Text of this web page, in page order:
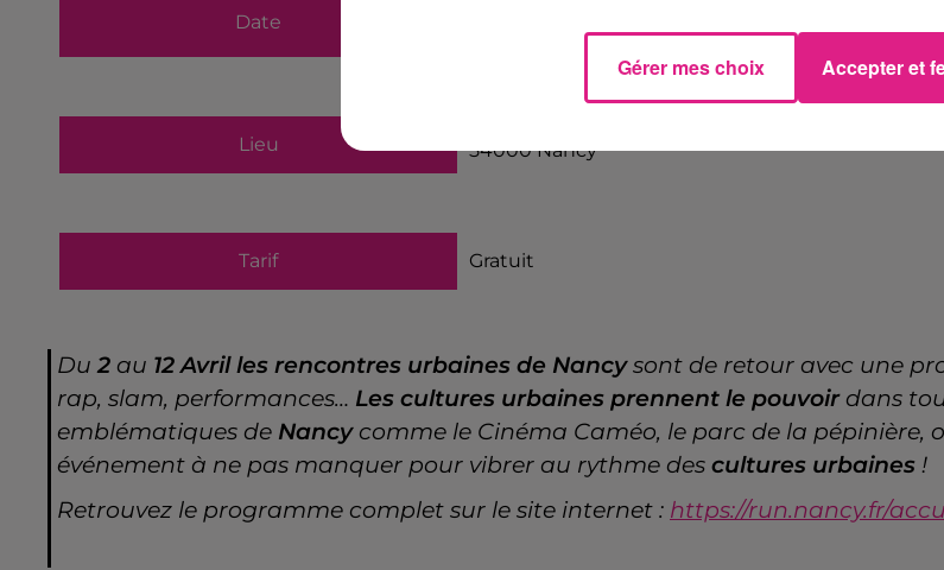
Date
12 avril 2025 à 20h00
Lieu 54000 Nancy
Tarif Gratuit
Du 2 au 12 Avril les rencontres urbaines de Nancysont de retour avec une
rap, slam, performances… Les cultures urbaines prennent le pouvoirdans
emblématiques de Nancy comme le Cinéma Caméo, le parc de la pépinière,
événement à ne pas manquer pour vibrer au rythme des cultures urbaines !
Retrouvez le programme complet sur le site internet : https://run.nancy.fr/
Gérer mes choix Accepter et